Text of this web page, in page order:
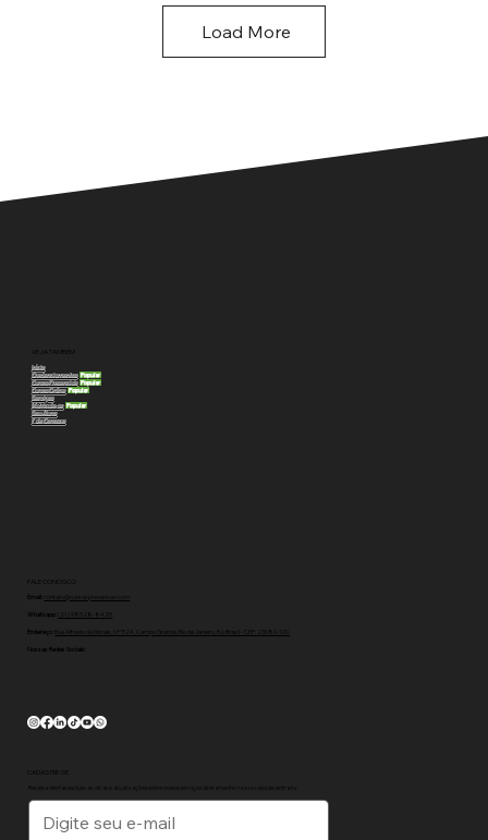
Load More
CADASTRE-SE
Receba ofertas exclusivas, dicas e atualizações sobre nossos serviços diretamente na sua caixa de entrada.
FALE CONOSCO
Email: contato@cursosprevencao.com
Whatsapp: (21) 98528-8425
Endereço: Rua Alfredo de Morais, Nº 524, Campo Grande, Rio de Janeiro, RJ, Brasil - CEP: 23080-100.
Nossas Redes Sociais:
VEJA TAMBÉM
Início
Credenciamentos
Popular
Cursos Presenciais
Popular
Cursos Online
Popular
Serviços
Matrícule-se
Popular
Sou Aluno
Fale Conosco